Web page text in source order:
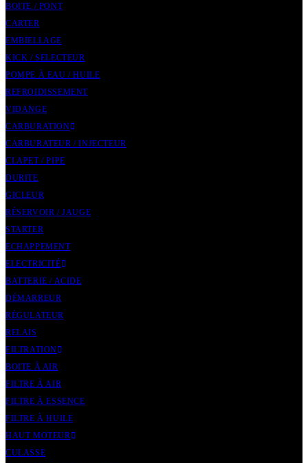
BOITE / PONT
CARTER
EMBIELLAGE
KICK / SELECTEUR
POMPE À EAU / HUILE
REFROIDISSEMENT
VIDANGE
CARBURATION
CARBURATEUR / INJECTEUR
CLAPET / PIPE
DURITE
GICLEUR
RÉSERVOIR / JAUGE
STARTER
ECHAPPEMENT
ELECTRICITÉ
BATTERIE / ACIDE
DÉMARREUR
RÉGULATEUR
RELAIS
FILTRATION
BOITE À AIR
FILTRE À AIR
FILTRE À ESSENCE
FILTRE À HUILE
HAUT MOTEUR
CULASSE